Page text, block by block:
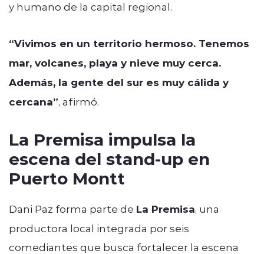
y humano de la capital regional.
“Vivimos en un territorio hermoso. Tenemos
mar, volcanes, playa y nieve muy cerca.
Además, la gente del sur es muy cálida y
cercana”, afirmó.
La Premisa impulsa la
escena del stand-up en
Puerto Montt
Dani Paz forma parte de La Premisa, una
productora local integrada por seis
comediantes que busca fortalecer la escena